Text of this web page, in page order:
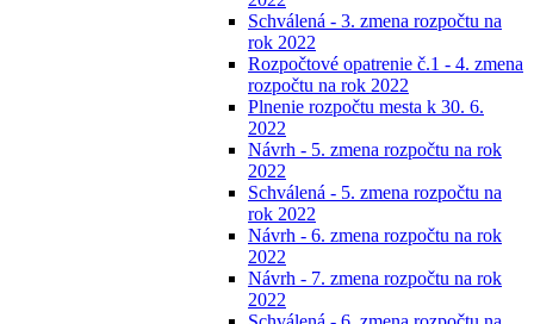
Schválená - 3. zmena rozpočtu na
rok 2022
Rozpočtové opatrenie č.1 - 4. zmena
rozpočtu na rok 2022
Plnenie rozpočtu mesta k 30. 6.
2022
Návrh - 5. zmena rozpočtu na rok
2022
Schválená - 5. zmena rozpočtu na
rok 2022
Návrh - 6. zmena rozpočtu na rok
2022
Návrh - 7. zmena rozpočtu na rok
2022